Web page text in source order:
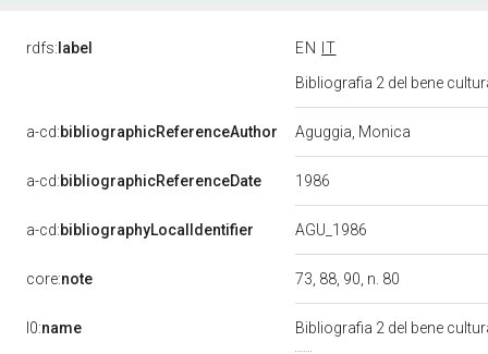
rdfs: label EN
IT
Bibliografia 2 del bene
a-cd:bibliographicReferenceAuthor Aguggia, Monica
a-cd:bibliographicReferenceDate 1986
a-cd:bibliographyLocalIdentifier AGU_1986
core:note 73, 88, 90, n. 80
l0:name Bibliografia 2 del bene